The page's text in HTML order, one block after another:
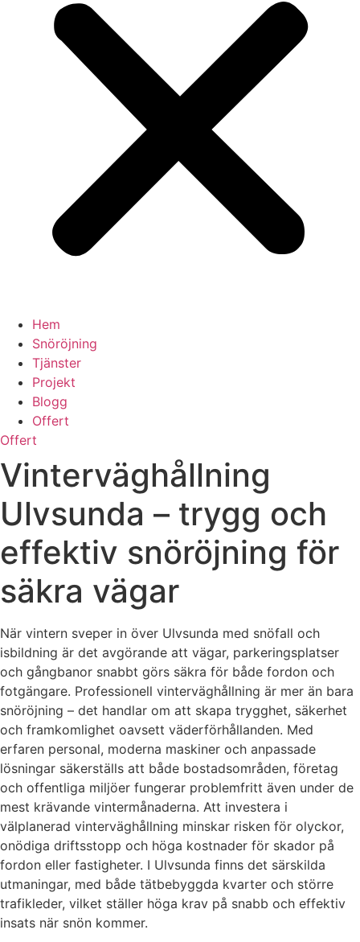
Hem
Snöröjning
Tjänster
Projekt
Blogg
Offert
Offert
Vinterväghållning
Ulvsunda – trygg och
effektiv snöröjning för
säkra vägar
När vintern sveper in över Ulvsunda med snöfall och
isbildning är det avgörande att vägar, parkeringsplatser
och gångbanor snabbt görs säkra för både fordon och
fotgängare. Professionell vinterväghållning är mer än bara
snöröjning – det handlar om att skapa trygghet, säkerhet
och framkomlighet oavsett väderförhållanden. Med
erfaren personal, moderna maskiner och anpassade
lösningar säkerställs att både bostadsområden, företag
och offentliga miljöer fungerar problemfritt även under de
mest krävande vintermånaderna. Att investera i
välplanerad vinterväghållning minskar risken för olyckor,
onödiga driftsstopp och höga kostnader för skador på
fordon eller fastigheter. I Ulvsunda finns det särskilda
utmaningar, med både tätbebyggda kvarter och större
trafikleder, vilket ställer höga krav på snabb och effektiv
insats när snön kommer.